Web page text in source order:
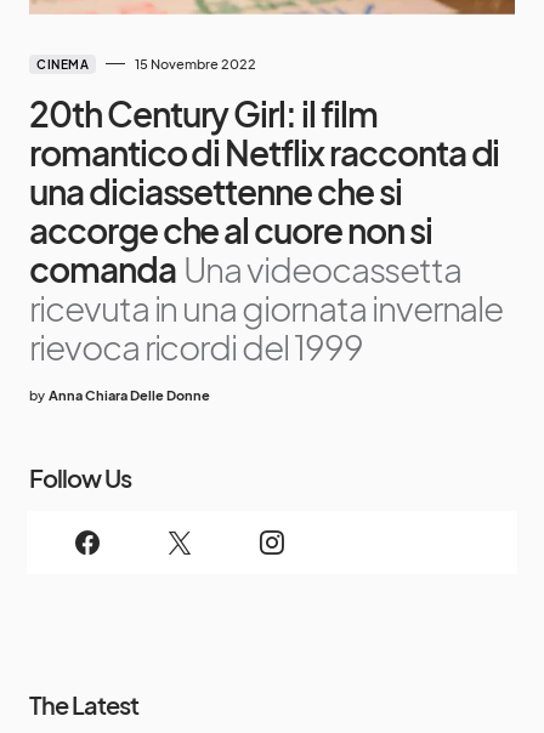
CINEMA 15 Novembre 2022
20th Century Girl: il film
romantico di Netflix racconta di
una diciassettenne che si
accorge che al cuore non si
comanda Una videocassetta
ricevuta in una giornata invernale
rievoca ricordi del 1999
by Anna Chiara Delle Donne
Follow Us
The Latest